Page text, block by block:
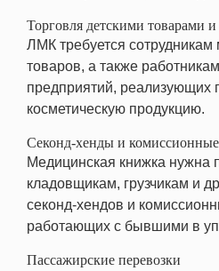
Торговля детскими товарами
ЛМК требуется сотрудникам
товаров, а также
предприятий,
косметическую продукцию.
Секонд-хенды и
Медицинская книжка нужна
кладовщикам, грузчикам и
секонд-хендов и
работающих с бывшими в
Пассажирские перевозки